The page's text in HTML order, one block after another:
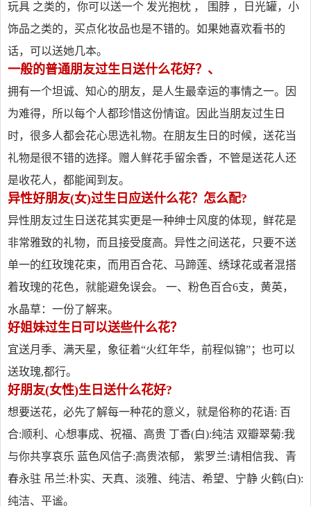
玩具 之类的，你可以送一个 发光抱枕 ， 围脖 ，日光罐，小
饰品之类的，买点化妆品也是不错的。如果她喜欢看书的
话，可以送她几本。
一般的普通朋友过生日送什么花好？、
拥有一个坦诚、知心的朋友，是人生最幸运的事情之一。因
为难得，所以每个人都珍惜这份情谊。因此当朋友过生日
时，很多人都会花心思选礼物。在朋友生日的时候，送花当
礼物是很不错的选择。赠人鲜花手留余香，不管是送花人还
是收花人，都能闻到友。
异性好朋友(女)过生日应送什么花？怎么配?
异性朋友过生日送花其实更是一种绅士风度的体现，鲜花是
非常雅致的礼物，而且接受度高。异性之间送花，只要不送
单一的红玫瑰花束，而用百合花、马蹄莲、绣球花或者混搭
着玫瑰的花色，就能避免误会。 一、粉色百合6支，黄英，
水晶草：一份了解来。
好姐妹过生日可以送些什么花？
宜送月季、满天星，象征着“火红年华，前程似锦”；也可以
送玫瑰,都行。
好朋友(女性)生日送什么花好?
想要送花，必先了解每一种花的意义，就是俗称的花语: 百
合:顺利、心想事成、祝福、高贵 丁香(白):纯洁 双瓣翠菊:我
与你共享哀乐 蓝色风信子:高贵浓郁， 紫罗兰:请相信我、青
春永驻 吊兰:朴实、天真、淡雅、纯洁、希望、宁静 火鹤(白):
纯洁、平谧。